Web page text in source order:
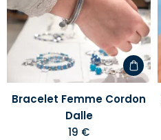
votre
liste
d'envies
Bracelet Femme Cordon
Dalle
19 €